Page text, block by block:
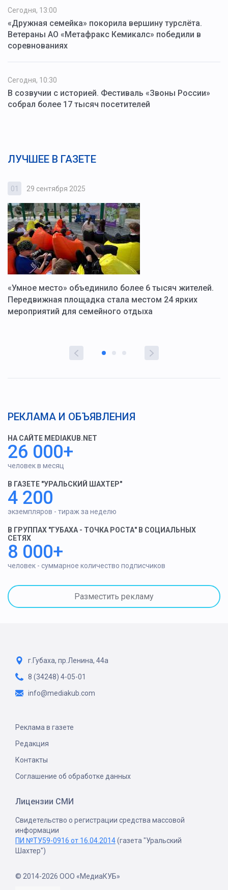
Сегодня, 13:00
«Дружная семейка» покорила вершину турслёта.
Ветераны АО «Метафракс Кемикалс» победили в
соревнованиях
Сегодня, 10:30
В созвучии с историей. Фестиваль «Звоны России»
собрал более 17 тысяч посетителей
ЛУЧШЕЕ В ГАЗЕТЕ
01 29 сентября 2025
«Умное место» объединило более 6 тысяч жителей.
Передвижная площадка стала местом 24 ярких
мероприятий для семейного отдыха
РЕКЛАМА И ОБЪЯВЛЕНИЯ
НА САЙТЕ MEDIAKUB.NET
26 000+
человек в месяц
В ГАЗЕТЕ "УРАЛЬСКИЙ ШАХТЕР"
4 200
экземпляров - тираж за неделю
В ГРУППАХ "ГУБАХА - ТОЧКА РОСТА" В СОЦИАЛЬНЫХ
СЕТЯХ
8 000+
человек - суммарное количество подписчиков
Разместить рекламу
г.Губаха, пр.Ленина, 44а
8 (34248) 4-05-01
info@mediakub.com
Реклама в газете
Редакция
Контакты
Соглашение об обработке данных
Лицензии СМИ
Свидетельство о регистрации средства массовой
информации
ПИ №ТУ59-0916 от 16.04.2014(газета "Уральский
Шахтер")
© 2014-2026 ООО «МедиаКУБ»